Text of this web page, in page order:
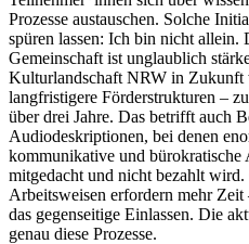
Prozesse austauschen. Solche
spüren lassen: Ich bin nicht allein.
Gemeinschaft ist unglaublich
Kulturlandschaft NRW in Zukunft
langfristigere Förderstrukturen –
über drei Jahre. Das betrifft auch
Audiodeskriptionen, bei denen
kommunikative und
mitgedacht und nicht bezahlt
Arbeitsweisen erfordern mehr
das gegenseitige Einlassen. Die
genau diese Prozesse.